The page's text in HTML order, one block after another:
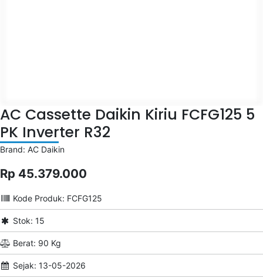
AC Cassette Daikin Kiriu FCFG125 5
PK Inverter R32
Brand: AC Daikin
Rp 45.379.000
Kode Produk: FCFG125
Stok: 15
Berat: 90 Kg
Sejak: 13-05-2026